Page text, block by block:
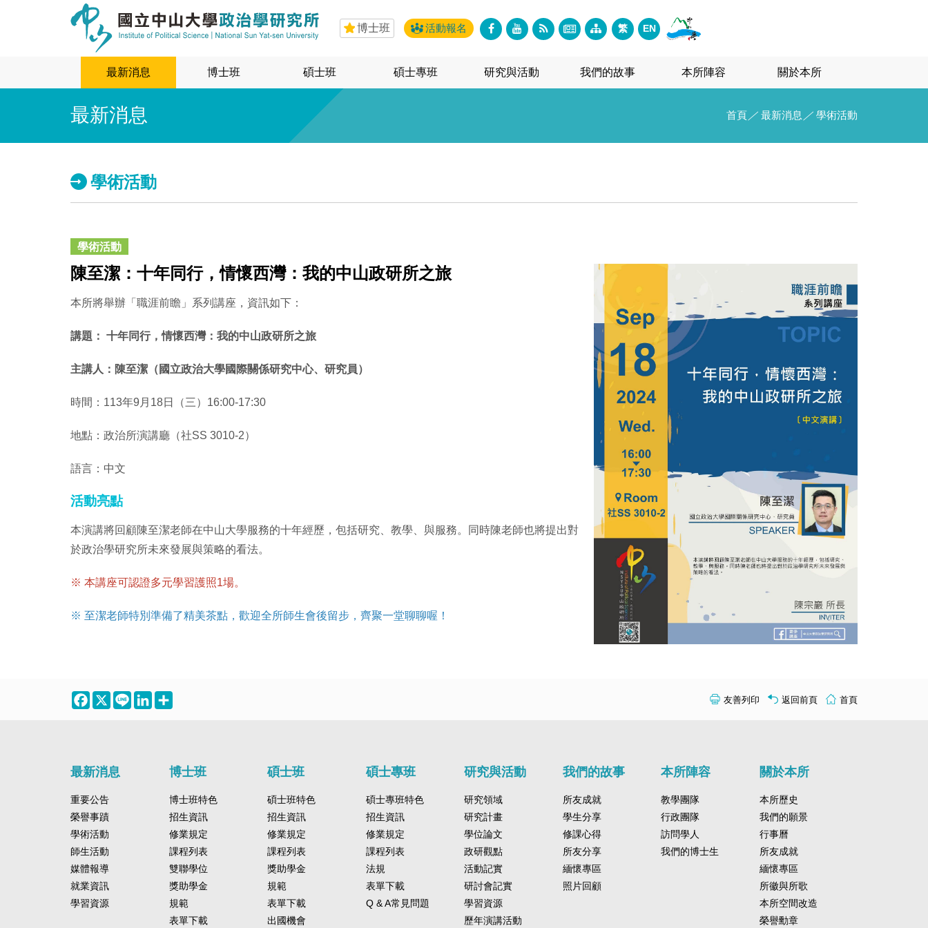
博士班 活動報名 繁 EN
最新消息 博士班 碩士班 碩士專班 研究與活動 我們的故事 本所陣容 關於本所
最新消息 首頁 ／ 最新消息 ／ 學術活動
學術活動
學術活動
陳至潔：十年同行，情懷西灣：我的中山政研所之旅
本所將舉辦「職涯前瞻」系列講座，資訊如下：
講題： 十年同行，情懷西灣：我的中山政研所之旅
主講人：陳至潔（國立政治大學國際關係研究中心、研究員）
時間：113年9月18日（三）16:00-17:30
地點：政治所演講廳（社SS 3010-2）
語言：中文
活動亮點
本演講將回顧陳至潔老師在中山大學服務的十年經歷，包括研究、教學、與服務。同時陳老師也將提出對
於政治學研究所未來發展與策略的看法。
※ 本講座可認證多元學習護照1場。
※ 至潔老師特別準備了精美茶點，歡迎全所師生會後留步，齊聚一堂聊聊喔！
Facebook
X Line LinkedIn 友善列印 返回前頁 首頁
最新消息
重要公告
榮譽事蹟
學術活動
師生活動
媒體報導
就業資訊
學習資源
博士班
博士班特色
招生資訊
修業規定
課程列表
雙聯學位
獎助學金
規範
表單下載
碩士班
碩士班特色
招生資訊
修業規定
課程列表
獎助學金
規範
表單下載
出國機會
碩士專班
碩士專班特色
招生資訊
修業規定
課程列表
法規
表單下載
Q & A常見問題
研究與活動
研究領域
研究計畫
學位論文
政研觀點
活動記實
研討會記實
學習資源
歷年演講活動
我們的故事
所友成就
學生分享
修課心得
所友分享
緬懷專區
照片回顧
本所陣容
教學團隊
行政團隊
訪問學人
我們的博士生
關於本所
本所歷史
我們的願景
行事曆
所友成就
緬懷專區
所徽與所歌
本所空間改造
榮譽勳章